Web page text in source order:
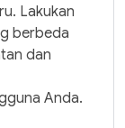
Lakukan
berbeda
dan